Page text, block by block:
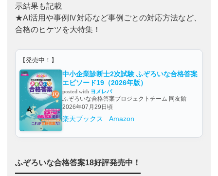
示結果も記載
★AI活用や事例Ⅳ対応など事例ごとの対応方法など、
合格のヒケツを大特集！
【発売中！】
中小企業診断士2次試験 ふぞろいな合格答案
エピソード19（2026年版）
posted with ヨメレバ
ふぞろいな合格答案プロジェクトチーム 同友館
2026年07月29日頃
楽天ブックス Amazon
ふぞろいな合格答案18好評発売中！